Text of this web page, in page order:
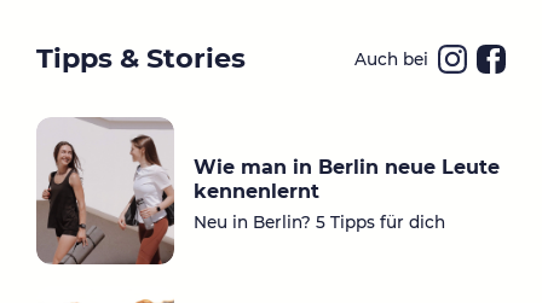
Tipps & Stories Auch bei
a
ok
Wie man in Berlin neue Leute
kennenlernt
Neu in Berlin? 5 Tipps für dich